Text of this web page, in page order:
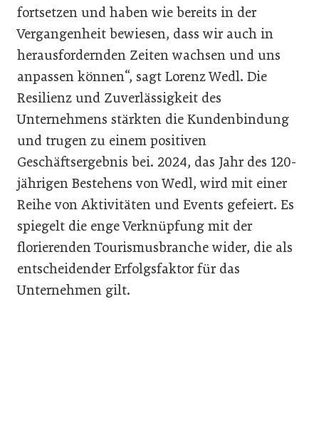
fortsetzen und haben wie bereits in der
Vergangenheit bewiesen, dass wir auch in
herausfordernden Zeiten wachsen und uns
anpassen können“, sagt Lorenz Wedl. Die
Resilienz und Zuverlässigkeit des
Unternehmens stärkten die Kundenbindung
und trugen zu einem positiven
Geschäftsergebnis bei. 2024, das Jahr des 120-
jährigen Bestehens von Wedl, wird mit einer
Reihe von Aktivitäten und Events gefeiert. Es
spiegelt die enge Verknüpfung mit der
florierenden Tourismusbranche wider, die als
entscheidender Erfolgsfaktor für das
Unternehmen gilt.